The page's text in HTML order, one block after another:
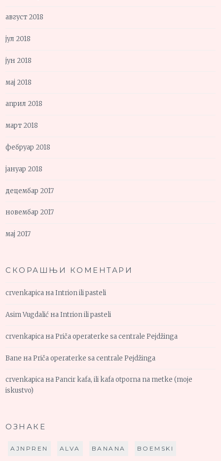
август 2018
јул 2018
јун 2018
мај 2018
април 2018
март 2018
фебруар 2018
јануар 2018
децембар 2017
новембар 2017
мај 2017
СКОРАШЊИ КОМЕНТАРИ
crvenkapica наIntrion ili pasteli
Asim Vugdalić наIntrion ili pasteli
crvenkapica наPriča operaterke sa centrale Pejdžinga
Bane наPriča operaterke sa centrale Pejdžinga
crvenkapica наPancir kafa, ili kafa otporna na metke (moje
iskustvo)
ОЗНАКЕ
AJNPREN ALVA BANANA BOEMSKI